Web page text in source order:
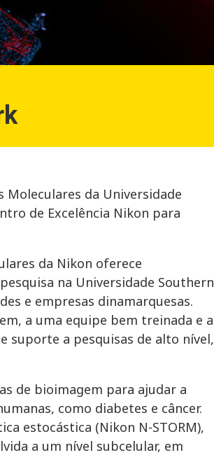
Moleculares da Universidade
de Excelência Nikon para
da Nikon oferece
na Universidade Southern
e empresas dinamarquesas.
a uma equipe bem treinada e a
suporte a pesquisas de alto nível,
de bioimagem para ajudar a
como diabetes e câncer.
estocástica (Nikon N-STORM),
a um nível subcelular, em